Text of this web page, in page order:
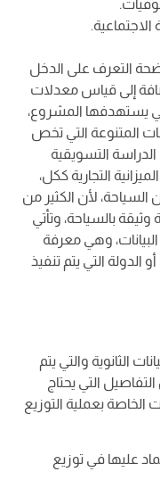
الاجتماعية.
التعرف على الدخل
إلى قياس معدلات
يستهدفها المشروع،
المتنوعة التي تخص
التسويقية
التجارية ككل،
لأن الكثير من
بالسياحة، وتأتي
وهي معرفة
التي يتم تنفيذ
الثانوية والتي يتم
التي يحتاج
الخاصة بعملية التوزيع
عليها في توزيع